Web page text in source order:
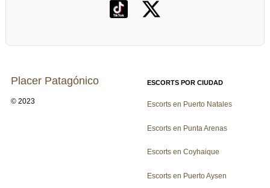
Placer Patagónico
© 2023
ESCORTS POR CIUDAD
Escorts en Puerto Natales
Escorts en Punta Arenas
Escorts en Coyhaique
Escorts en Puerto Aysen